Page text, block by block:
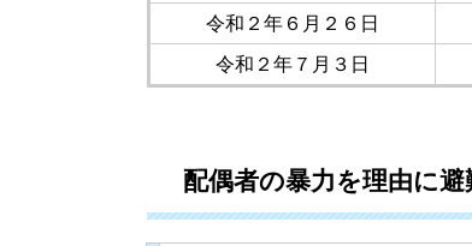
令和２年６月２６日
令和２年７月３日
配偶者の暴力を理由に